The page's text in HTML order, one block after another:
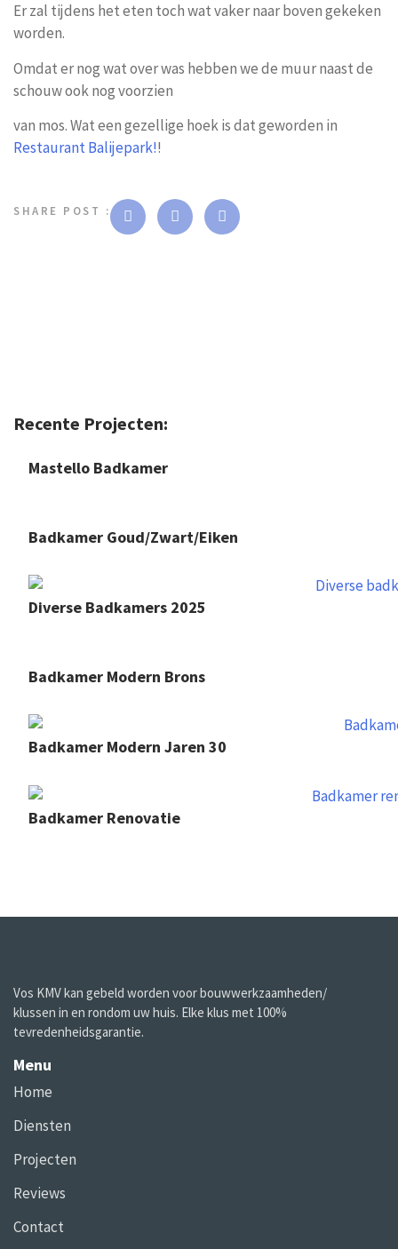
Er zal tijdens het eten toch wat vaker naar boven gekeken
worden.
Omdat er nog wat over was hebben we de muur naast de
schouw ook nog voorzien
van mos. Wat een gezellige hoek is dat geworden in
Restaurant Balijepark!!
SHARE POST :
Recente Projecten:
Mastello Badkamer
Badkamer Goud/zwart/eiken
Diverse Badkamers 2025
Badkamer Modern Brons
Badkamer Modern Jaren 30
Badkamer Renovatie
Vos KMV kan gebeld worden voor bouwwerkzaamheden/
klussen in en rondom uw huis. Elke klus met 100%
tevredenheidsgarantie.
Menu
Home
Diensten
Projecten
Reviews
Contact